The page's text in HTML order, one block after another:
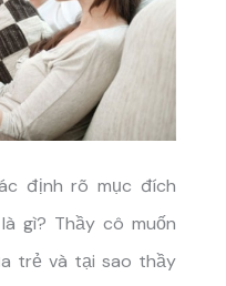
định rõ mục đích
gì? Thầy cô muốn
trẻ và tại sao thầy